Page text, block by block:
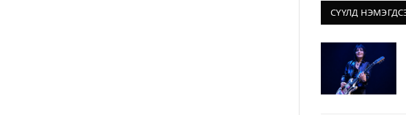
СҮҮЛД